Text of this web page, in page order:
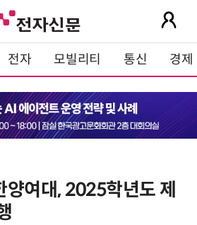
전자 모빌리티 통신 경제
여대, 2025학년도 제